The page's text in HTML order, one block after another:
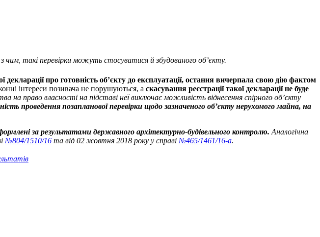
з чим, такі перевірки можуть стосуватися й збудованого об’єкту.
декларації про готовність об’єкту до експлуатації, остання вичерпала свою дію фактом
інтереси позивача не порушуються, а скасування реєстрації такої декларації не буде
на право власності на підставі неї виключає можливість віднесення спірного об’єкту
проведення позапланової перевірки щодо зазначеного об’єкту нерухомого майна, на
за результатами державного архітектурно-будівельного контролю. Аналогічна
№804/1510/16 та від 02 жовтня 2018 року у справі №465/1461/16-а.